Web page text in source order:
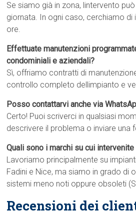
Se siamo già in zona, lintervento
giornata. In ogni caso, cerchiamo di
ore.
Effettuate manutenzioni
condominiali e aziendali?
Sì, offriamo contratti di
controllo completo dellimpianto e
Posso contattarvi anche via
Certo! Puoi scriverci in qualsiasi
descrivere il problema o inviare una
Quali sono i marchi su cui
Lavoriamo principalmente su
Fadini e Nice, ma siamo in grado di
sistemi meno noti oppure obsoleti
Recensioni dei